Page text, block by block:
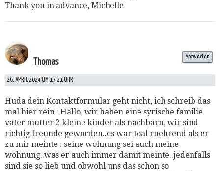
Thank you in advance, Michelle
Thomas
26. APRIL 2024 UM 17:21 UHR
Huda dein Kontaktformular geht nicht, ich schreib das
mal hier rein : Hallo, wir haben eine syrische familie
vater mutter 2 kleine kinder als nachbarn, wir sind
richtig freunde geworden..es war toal ruehrend als er
zu mir meinte : seine wohnung sei auch meine
wohnung..was er auch immer damit meinte..jedenfalls
sind sie so lieb und obwohl uns das schon so
Antworten